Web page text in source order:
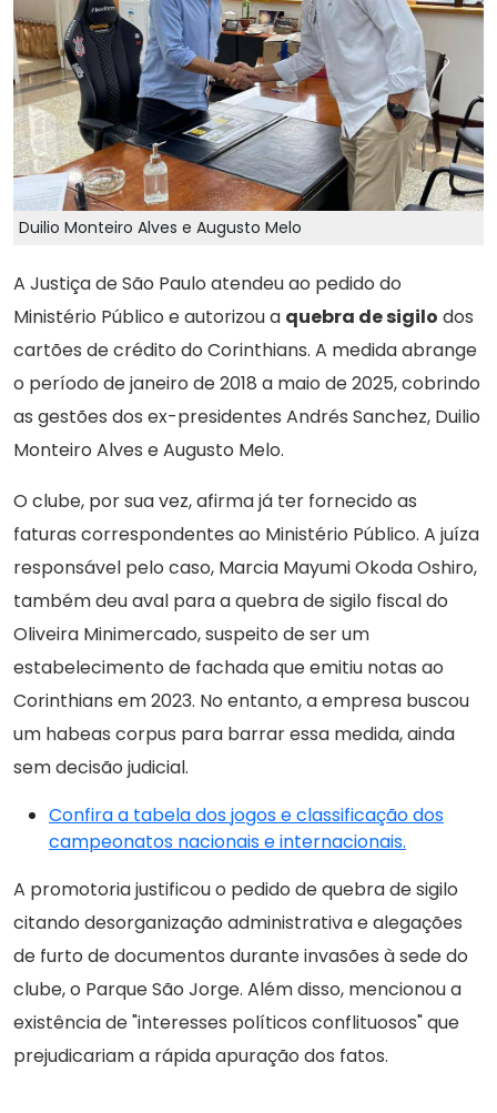
Duilio Monteiro Alves e Augusto Melo
A Justiça de São Paulo atendeu ao pedido do
Ministério Público e autorizou a quebra de sigilo dos
cartões de crédito do Corinthians. A medida abrange
o período de janeiro de 2018 a maio de 2025, cobrindo
as gestões dos ex-presidentes Andrés Sanchez, Duilio
Monteiro Alves e Augusto Melo.
O clube, por sua vez, afirma já ter fornecido as
faturas correspondentes ao Ministério Público. A juíza
responsável pelo caso, Marcia Mayumi Okoda Oshiro,
também deu aval para a quebra de sigilo fiscal do
Oliveira Minimercado, suspeito de ser um
estabelecimento de fachada que emitiu notas ao
Corinthians em 2023. No entanto, a empresa buscou
um habeas corpus para barrar essa medida, ainda
sem decisão judicial.
Confira a tabela dos jogos e classificação dos
campeonatos nacionais e internacionais.
A promotoria justificou o pedido de quebra de sigilo
citando desorganização administrativa e alegações
de furto de documentos durante invasões à sede do
clube, o Parque São Jorge. Além disso, mencionou a
existência de "interesses políticos conflituosos" que
prejudicariam a rápida apuração dos fatos.